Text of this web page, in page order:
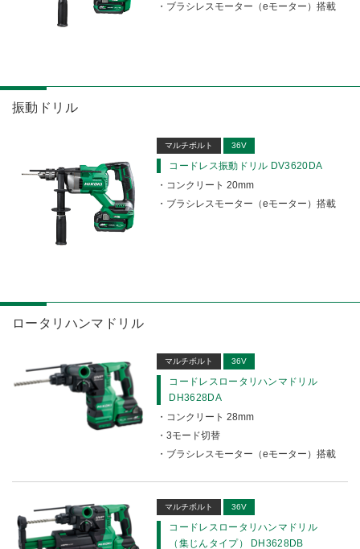
ブラシレスモーター（eモーター）搭載
振動ドリル
マルチボルト 36V
コードレス振動ドリル DV3620DA
コンクリート 20mm
ブラシレスモーター（eモーター）搭載
ロータリハンマドリル
マルチボルト 36V
コードレスロータリハンマドリル
DH3628DA
コンクリート 28mm
3モード切替
ブラシレスモーター（eモーター）搭載
マルチボルト 36V
コードレスロータリハンマドリル
（集じんタイプ） DH3628DB